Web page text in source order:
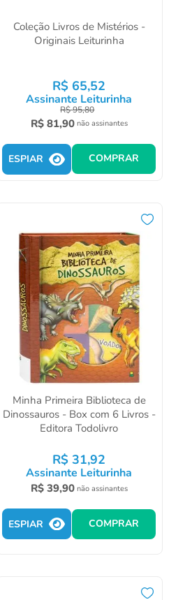
Coleção Livros de Mistérios -
Originais Leiturinha
R$ 65,52
Assinante Leiturinha
R$95,80
R$ 81,90 não assinantes
ESPIAR COMPRAR
Minha Primeira Biblioteca de
Dinossauros - Box com 6 Livros -
Editora Todolivro
R$ 31,92
Assinante Leiturinha
R$ 39,90 não assinantes
ESPIAR COMPRAR